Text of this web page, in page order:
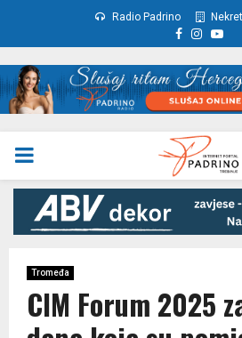
Radio Padrino
Facebook
PRIMARY
MENU
Tromeđa
CIM Forum 2025